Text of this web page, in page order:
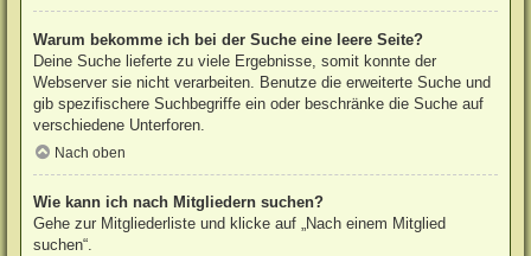
Warum bekomme ich bei der Suche eine leere Seite?
Deine Suche lieferte zu viele Ergebnisse, somit konnte der
Webserver sie nicht verarbeiten. Benutze die erweiterte Suche und
gib spezifischere Suchbegriffe ein oder beschränke die Suche auf
verschiedene Unterforen.
Nach oben
Wie kann ich nach Mitgliedern suchen?
Gehe zur Mitgliederliste und klicke auf „Nach einem Mitglied
suchen“.